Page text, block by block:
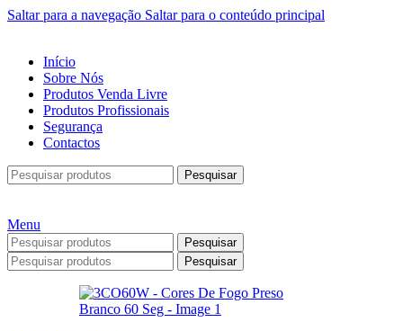
Saltar para a navegação Saltar para o conteúdo principal
Início
Sobre Nós
Produtos Venda Livre
Produtos Profissionais
Segurança
Contactos
Pesquisar
Menu
Pesquisar
Pesquisar